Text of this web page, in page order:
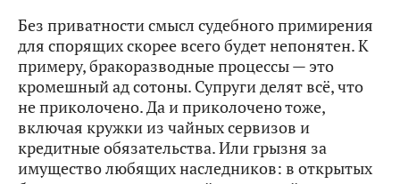
Без приватности смысл судебного примирения
для спорящих скорее всего будет непонятен. К
примеру, бракоразводные процессы — это
кромешный ад сотоны. Супруги делят всё, что
не приколочено. Да и приколочено тоже,
включая кружки из чайных сервизов и
кредитные обязательства. Или грызня за
имущество любящих наследников: в открытых